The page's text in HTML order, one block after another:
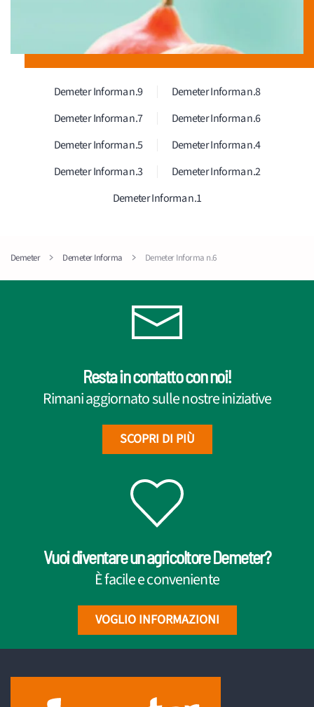
Demeter Informa n.9
Demeter Informa n.8
Demeter Informa n.7
Demeter Informa n.6
Demeter Informa n.5
Demeter Informa n.4
Demeter Informa n.3
Demeter Informa n.2
Demeter Informa n.1
Demeter Demeter Informa Demeter Informa n.6
Resta in contatto con noi!
Rimani aggiornato sulle nostre iniziative
SCOPRI DI PIÙ
Vuoi diventare un agricoltore Demeter?
È facile e conveniente
VOGLIO INFORMAZIONI